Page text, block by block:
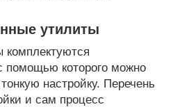
утилиты
комплектуются
которого можно
настройку. Перечень
и сам процесс